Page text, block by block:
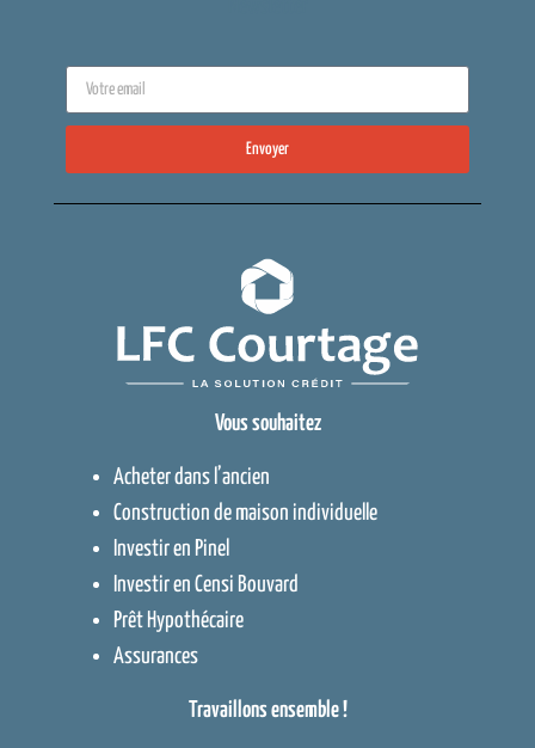
Envoyer
Vous souhaitez
Acheter dans l’ancien
Construction de maison individuelle
Investir en Pinel
Investir en Censi Bouvard
Prêt Hypothécaire
Assurances
Travaillons ensemble !